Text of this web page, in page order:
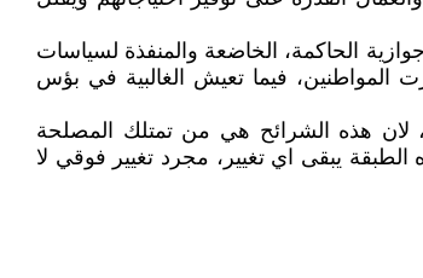
الحاكمة، الخاضعة والمنفذة لسياسات
المواطنين، فيما تعيش الغالبية في بؤس
لان هذه الشرائح هي من تمتلك المصلحة
يبقى اي تغيير، مجرد تغيير فوقي لا